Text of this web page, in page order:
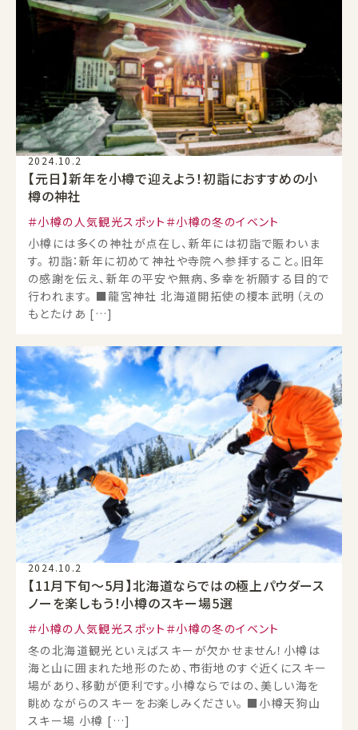
2024.10.2
【元日】新年を小樽で迎えよう！初詣におすすめの小
樽の神社
小樽の人気観光スポット
小樽の冬のイベント
小樽には多くの神社が点在し、新年には初詣で賑わいま
す。 初詣：新年に初めて神社や寺院へ参拝すること。旧年
の感謝を伝え、新年の平安や無病、多幸を祈願する目的で
行われます。 ■龍宮神社 北海道開拓使の榎本武明（えの
もとたけあ […]
2024.10.2
【11月下旬～5月】北海道ならではの極上パウダース
ノーを楽しもう！小樽のスキー場5選
小樽の人気観光スポット
小樽の冬のイベント
冬の北海道観光といえばスキーが欠かせません！小樽は
海と山に囲まれた地形のため、市街地のすぐ近くにスキー
場があり、移動が便利です。小樽ならではの、美しい海を
眺めながらのスキーをお楽しみください。 ■小樽天狗山
スキー場 小樽 […]